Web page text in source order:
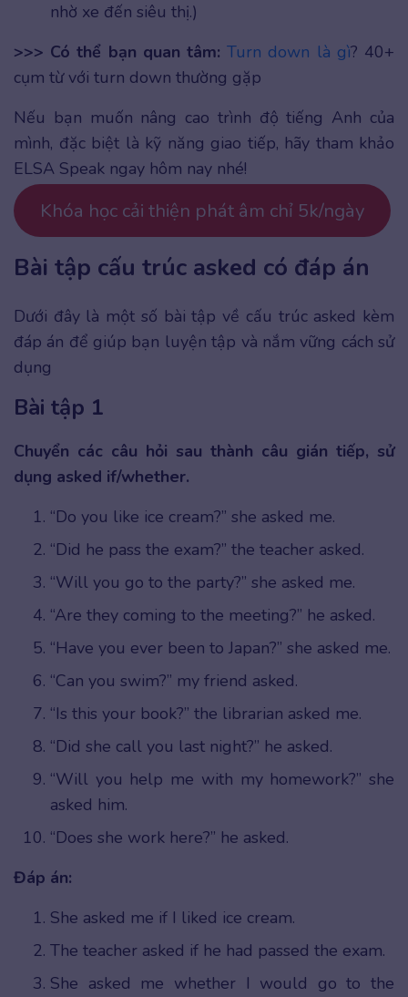
nhờ xe đến siêu thị.)
>>> Có thể bạn quan tâm:Turn down là gì? 40+
cụm từ với turn down thường gặp
Nếu bạn muốn nâng cao trình độ tiếng Anh của
mình, đặc biệt là kỹ năng giao tiếp, hãy tham khảo
ELSA Speak ngay hôm nay nhé!
Khóa học cải thiện phát âm chỉ 5k/ngày
Bài tập cấu trúc asked có đáp án
Dưới đây là một số bài tập về cấu trúc asked kèm
đáp án để giúp bạn luyện tập và nắm vững cách sử
dụng
Bài tập 1
Chuyển các câu hỏi sau thành câu gián tiếp, sử
dụng asked if/whether.
“Do you like ice cream?” she asked me.
“Did he pass the exam?” the teacher asked.
“Will you go to the party?” she asked me.
“Are they coming to the meeting?” he asked.
“Have you ever been to Japan?” she asked me.
“Can you swim?” my friend asked.
“Is this your book?” the librarian asked me.
“Did she call you last night?” he asked.
“Will you help me with my homework?” she
asked him.
“Does she work here?” he asked.
Đáp án:
She asked me if I liked ice cream.
The teacher asked if he had passed the exam.
She asked me whether I would go to the